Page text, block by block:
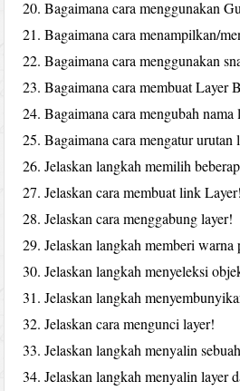
Bagaimana cara menggunakan
Bagaimana cara menampilkan/
Bagaimana cara menggunakan
Bagaimana cara membuat Layer
Bagaimana cara mengubah nama
Bagaimana cara mengatur urutan
Jelaskan langkah memilih
Jelaskan cara membuat link Layer!
Jelaskan cara menggabung layer!
Jelaskan langkah memberi warna
Jelaskan langkah menyeleksi
Jelaskan langkah
Jelaskan cara mengunci layer!
Jelaskan langkah menyalin
Jelaskan langkah menyalin layer